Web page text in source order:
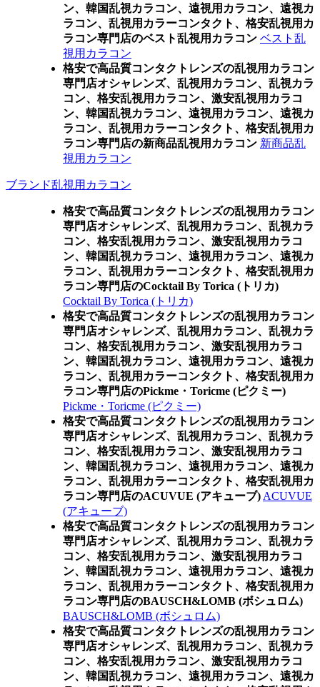
ン、韓国乱視カラコン、遠視用カラコン、遠視カ
ラコン、乱視用カラーコンタクト、格安乱視用カ
ラコン専門店のベスト乱視用カラコン ベスト乱
視用カラコン
格安で高品質コンタクトレンズの乱視用カラコン
専門店オシャレンズ、乱視用カラコン、乱視カラ
コン、格安乱視用カラコン、激安乱視用カラコ
ン、韓国乱視カラコン、遠視用カラコン、遠視カ
ラコン、乱視用カラーコンタクト、格安乱視用カ
ラコン専門店の新商品乱視用カラコン 新商品乱
視用カラコン
ブランド乱視用カラコン
格安で高品質コンタクトレンズの乱視用カラコン
専門店オシャレンズ、乱視用カラコン、乱視カラ
コン、格安乱視用カラコン、激安乱視用カラコ
ン、韓国乱視カラコン、遠視用カラコン、遠視カ
ラコン、乱視用カラーコンタクト、格安乱視用カ
ラコン専門店のCocktail By Torica (トリカ)
Cocktail By Torica (トリカ)
格安で高品質コンタクトレンズの乱視用カラコン
専門店オシャレンズ、乱視用カラコン、乱視カラ
コン、格安乱視用カラコン、激安乱視用カラコ
ン、韓国乱視カラコン、遠視用カラコン、遠視カ
ラコン、乱視用カラーコンタクト、格安乱視用カ
ラコン専門店のPickme・Toricme (ピクミー)
Pickme・Toricme (ピクミー)
格安で高品質コンタクトレンズの乱視用カラコン
専門店オシャレンズ、乱視用カラコン、乱視カラ
コン、格安乱視用カラコン、激安乱視用カラコ
ン、韓国乱視カラコン、遠視用カラコン、遠視カ
ラコン、乱視用カラーコンタクト、格安乱視用カ
ラコン専門店のACUVUE (アキューブ) ACUVUE
(アキューブ)
格安で高品質コンタクトレンズの乱視用カラコン
専門店オシャレンズ、乱視用カラコン、乱視カラ
コン、格安乱視用カラコン、激安乱視用カラコ
ン、韓国乱視カラコン、遠視用カラコン、遠視カ
ラコン、乱視用カラーコンタクト、格安乱視用カ
ラコン専門店のBAUSCH&LOMB (ボシュロム)
BAUSCH&LOMB (ボシュロム)
格安で高品質コンタクトレンズの乱視用カラコン
専門店オシャレンズ、乱視用カラコン、乱視カラ
コン、格安乱視用カラコン、激安乱視用カラコ
ン、韓国乱視カラコン、遠視用カラコン、遠視カ